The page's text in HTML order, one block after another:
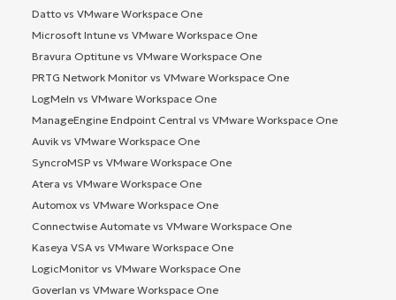
Datto vs VMware Workspace One
Microsoft Intune vs VMware Workspace One
Bravura Optitune vs VMware Workspace One
PRTG Network Monitor vs VMware Workspace One
LogMeIn vs VMware Workspace One
ManageEngine Endpoint Central vs VMware Workspace One
Auvik vs VMware Workspace One
SyncroMSP vs VMware Workspace One
Atera vs VMware Workspace One
Automox vs VMware Workspace One
Connectwise Automate vs VMware Workspace One
Kaseya VSA vs VMware Workspace One
LogicMonitor vs VMware Workspace One
Goverlan vs VMware Workspace One